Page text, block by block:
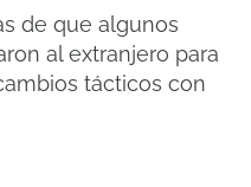
de que algunos
al extranjero para
tácticos con